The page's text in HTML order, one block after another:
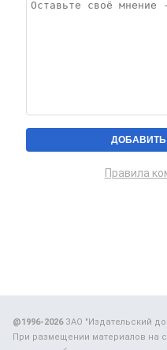
Правила
@1996-2026ЗАО "Издательский
При размещении материалов на